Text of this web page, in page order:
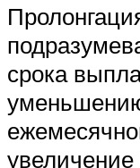
срока
увеличение